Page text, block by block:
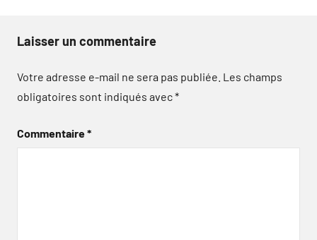
Laisser un commentaire
Votre adresse e-mail ne sera pas publiée. Les champs
obligatoires sont indiqués avec*
Commentaire*